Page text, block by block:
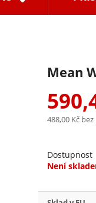
Mean
488,00 Kč bez
Dostupnost
Není